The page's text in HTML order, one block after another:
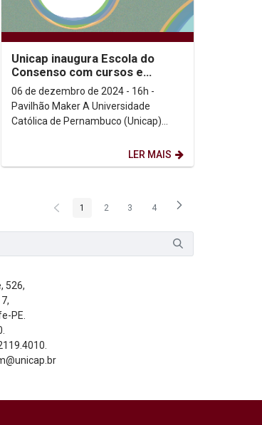
Unicap inaugura Escola do
Consenso com cursos e
serviços de mediação e
resolução de conflitos...
06 de dezembro de 2024 - 16h -
Pavilhão Maker A Universidade
Católica de Pernambuco (Unicap)
LER MAIS
Página
1 Página
2 Página
3 Página
4
526,
PE.